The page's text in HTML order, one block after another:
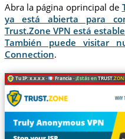
Abra la página oprincipal de
ya está abierta para
Trust.Zone VPN está
También puede visitar
Connection.
Tu IP: x.x.x.x · Francia ·¡Estás enTRUST